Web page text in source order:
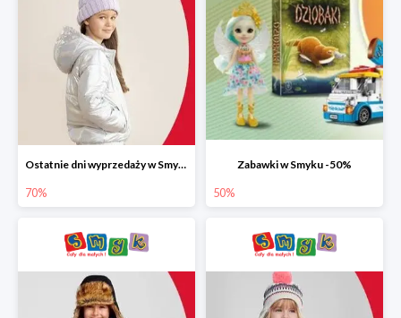
Ostatnie dni wyprzedaży w Smyku do -70%
70%
Zabawki w Smyku -50%
50%